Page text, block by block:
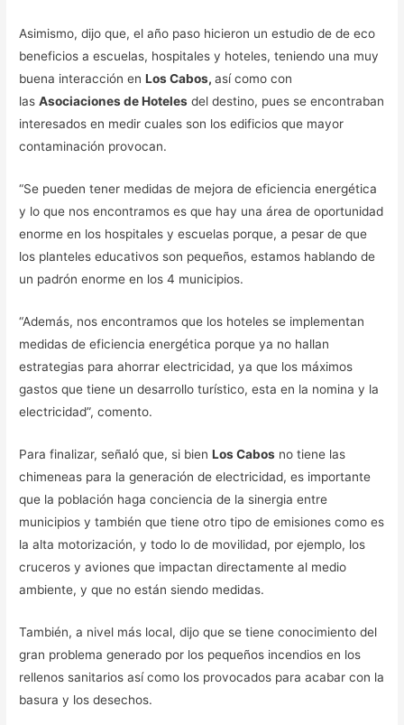
Asimismo, dijo que, el año paso hicieron un estudio de de eco
beneficios a escuelas, hospitales y hoteles, teniendo una muy
buena interacción enLos Cabos,así como con
lasAsociaciones de Hoteles del destino, pues se encontraban
interesados en medir cuales son los edificios que mayor
contaminación provocan.
“Se pueden tener medidas de mejora de eficiencia energética
y lo que nos encontramos es que hay una área de oportunidad
enorme en los hospitales y escuelas porque, a pesar de que
los planteles educativos son pequeños, estamos hablando de
un padrón enorme en los 4 municipios.
“Además, nos encontramos que los hoteles se implementan
medidas de eficiencia energética porque ya no hallan
estrategias para ahorrar electricidad, ya que los máximos
gastos que tiene un desarrollo turístico, esta en la nomina y la
electricidad”, comento.
Para finalizar, señaló que, si bienLos Cabos no tiene las
chimeneas para la generación de electricidad, es importante
que la población haga conciencia de la sinergia entre
municipios y también que tiene otro tipo de emisiones como es
la alta motorización, y todo lo de movilidad, por ejemplo, los
cruceros y aviones que impactan directamente al medio
ambiente, y que no están siendo medidas.
También, a nivel más local, dijo que se tiene conocimiento del
gran problema generado por los pequeños incendios en los
rellenos sanitarios así como los provocados para acabar con la
basura y los desechos.